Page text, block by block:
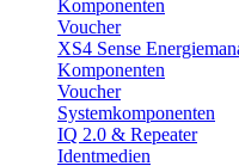
Komponenten
Voucher
XS4 Sense
Komponenten
Voucher
Systemkomponenten
IQ 2.0 & Repeater
Identmedien